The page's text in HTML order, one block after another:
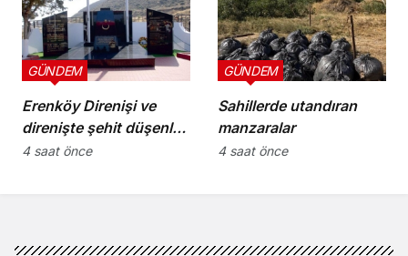
Erenköy Direnişi ve
direnişte şehit düşenler
cumartesi günü
GÜNDEM
4 saat önce
Sahillerde utandıran
manzaralar
GÜNDEM
4 saat önce